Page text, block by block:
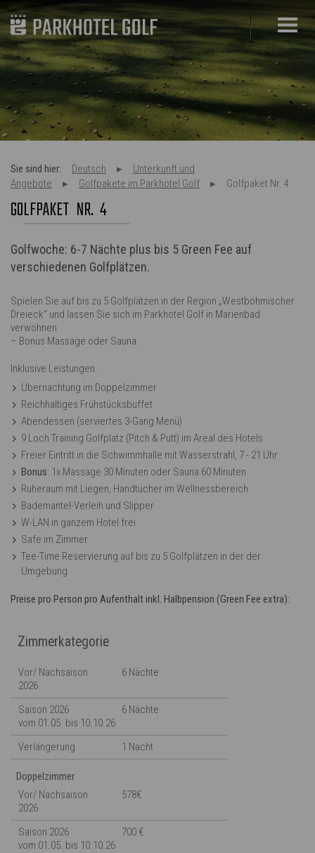
Sie sind hier: Deutsch
Unterkunft und
Angebote
Golfpakete im Parkhotel Golf Golfpaket Nr. 4
GOLFPAKET NR. 4
Golfwoche: 6-7 Nächte plus bis 5 Green Fee auf
verschiedenen Golfplätzen.
Spielen Sie auf bis zu 5 Golfplätzen in der Region „Westböhmischer
Dreieck“ und lassen Sie sich im Parkhotel Golf in Marienbad
verwöhnen
– Bonus Massage oder Sauna.
Inklusive Leistungen:
Übernachtung im Doppelzimmer
Reichhaltiges Frühstücksbuffet
Abendessen (serviertes 3-Gang Menü)
9 Loch Training Golfplatz (Pitch & Putt) im Areal des Hotels
Freier Eintritt in die Schwimmhalle mit Wasserstrahl, 7 - 21 Uhr
Bonus: 1x Massage 30 Minuten oder Sauna 60 Minuten
Ruheraum mit Liegen, Handtücher im Wellnessbereich
Bademantel-Verleih und Slipper
W-LAN in ganzem Hotel frei
Safe im Zimmer
Tee-Time Reservierung auf bis zu 5 Golfplätzen in der der
Umgebung
Preise pro Person pro Aufenthalt inkl. Halbpension (Green Fee extra):
Zimmerkategorie
Vor/ Nachsaison
2026
6 Nächte
Saison 2026
vom 01.05. bis 10.10.26
6 Nächte
Verlängerung 1 Nacht
Doppelzimmer
Vor/ Nachsaison
2026
578€
Saison 2026
vom 01.05. bis 10.10.26
700 €